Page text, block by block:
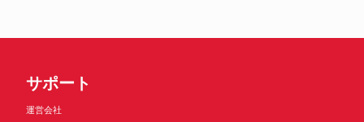
ユニフォーム
サポート
運営会社